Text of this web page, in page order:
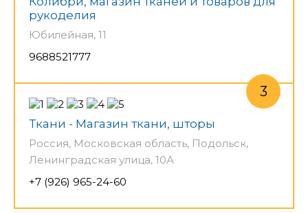
рукоделия
Юбилейная, 11
9688521777
Ткани - Магазин ткани, шторы
Россия, Московская область, Подольск,
Ленинградская улица, 10А
+7 (926) 965-24-60